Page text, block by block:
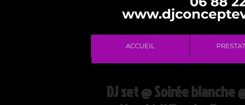
ACCUEIL
DJ set @ Soirée blanche